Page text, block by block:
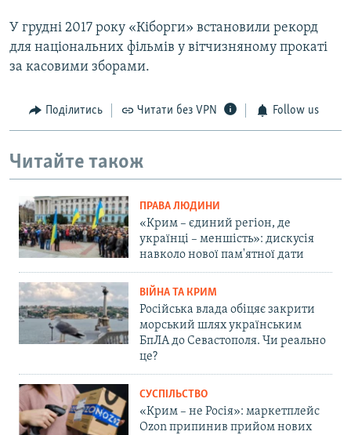
У грудні 2017 року «Кіборги» встановили рекорд
для національних фільмів у вітчизняному прокаті
за касовими зборами.
Поділитись Читати без VPN Follow us
Читайте також
ПРАВА ЛЮДИНИ
«Крим – єдиний регіон, де
українці – меншість»: дискусія
навколо нової пам'ятної дати
ВІЙНА ТА КРИМ
Російська влада обіцяє закрити
морський шлях українським
БпЛА до Севастополя. Чи реально
це?
СУСПІЛЬСТВО
«Крим – не Росія»: маркетплейс
Ozon припинив прийом нових